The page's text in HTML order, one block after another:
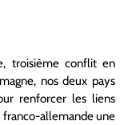
troisième conflit en
nos deux pays
renforcer les liens
franco-allemande une